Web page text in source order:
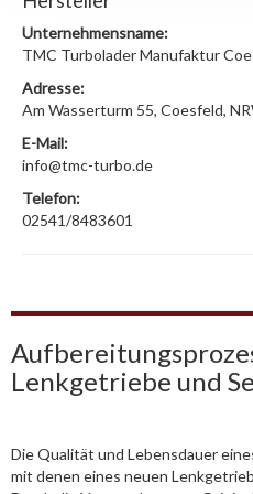
Unternehmensname:
TMC Turbolader Manufaktur
Adresse:
Am Wasserturm 55, Coesfeld,
E-Mail:
info@tmc-turbo.de
Telefon:
02541/8483601
Lenkgetriebe und
Die Qualität und Lebensdauer
mit denen eines neuen